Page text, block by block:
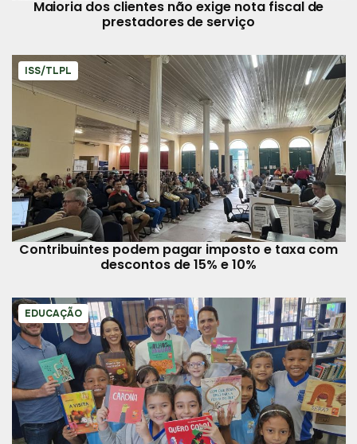
Maioria dos clientes não exige nota fiscal de
prestadores de serviço
ISS/TLPL
Contribuintes podem pagar imposto e taxa com
descontos de 15% e 10%
EDUCAÇÃO